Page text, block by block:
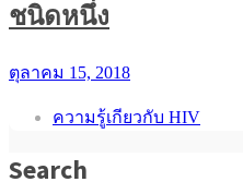
ชนิดหนึ่ง
ตุลาคม 15, 2018
ความรู้เกียวกับ HIV
Search